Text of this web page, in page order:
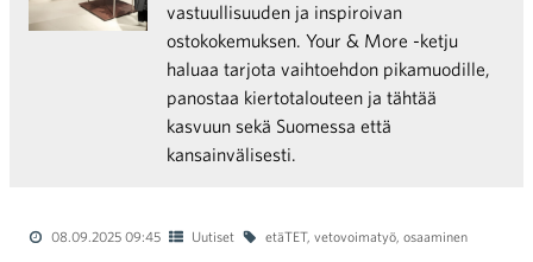
vastuullisuuden ja inspiroivan
ostokokemuksen. Your & More -ketju
haluaa tarjota vaihtoehdon pikamuodille,
panostaa kiertotalouteen ja tähtää
kasvuun sekä Suomessa että
kansainvälisesti.
08.09.2025 09:45 Uutiset etäTET, vetovoimatyö, osaaminen